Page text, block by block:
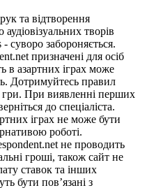
та відтворення
творів
суворо забороняється.
призначені для осіб
в азартних іграх може
Дотримуйтесь правил
гри. При виявленні перших
до спеціаліста.
іграх не може бути
роботі.
не проводить
гроші, також сайт не
ставок та інших
бути пов’язані з